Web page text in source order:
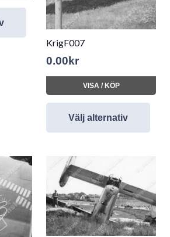
KrigF007
0.00 kr
VISA / KÖP
Välj alternativ